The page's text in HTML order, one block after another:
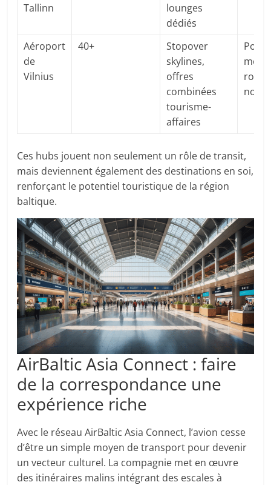
Tallinn
lounges
dédiés
Aéroport
de
Vilnius
40+
Stopover
skylines,
offres
combinées
tourisme-
affaires
route
Ces hubs jouent non seulement un rôle de transit,
mais deviennent également des destinations en soi,
renforçant le potentiel touristique de la région
baltique.
AirBaltic Asia Connect : faire
de la correspondance une
expérience riche
Avec le réseau AirBaltic Asia Connect, l’avion cesse
d’être un simple moyen de transport pour devenir
un vecteur culturel. La compagnie met en œuvre
des itinéraires malins intégrant des escales à